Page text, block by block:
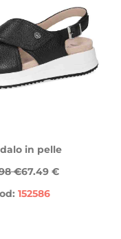
in pelle
€67.49 €
152586